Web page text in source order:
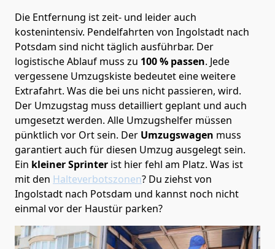
Die Entfernung ist zeit- und leider auch
kostenintensiv. Pendelfahrten von Ingolstadt nach
Potsdam sind nicht täglich ausführbar. Der
logistische Ablauf muss zu 100 % passen. Jede
vergessene Umzugskiste bedeutet eine weitere
Extrafahrt. Was die bei uns nicht passieren, wird.
Der Umzugstag muss detailliert geplant und auch
umgesetzt werden. Alle Umzugshelfer müssen
pünktlich vor Ort sein. Der Umzugswagen muss
garantiert auch für diesen Umzug ausgelegt sein.
Ein kleiner Sprinter ist hier fehl am Platz. Was ist
mit den Halteverbotszonen? Du ziehst von
Ingolstadt nach Potsdam und kannst noch nicht
einmal vor der Haustür parken?